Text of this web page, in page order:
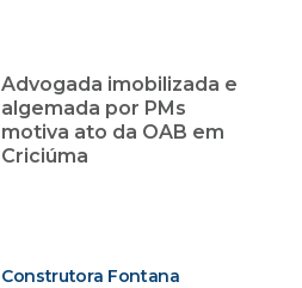
Advogada imobilizada e
algemada por PMs
motiva ato da OAB em
Criciúma
Construtora Fontana